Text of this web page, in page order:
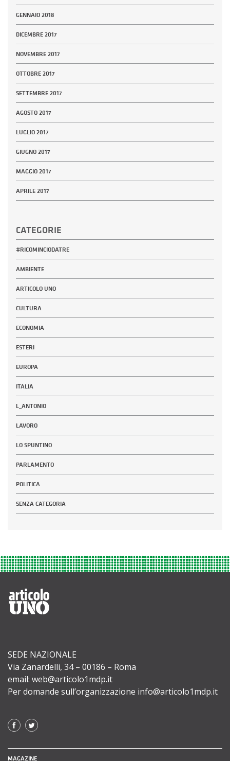
GENNAIO 2018
DICEMBRE 2017
NOVEMBRE 2017
OTTOBRE 2017
SETTEMBRE 2017
AGOSTO 2017
LUGLIO 2017
GIUGNO 2017
MAGGIO 2017
APRILE 2017
CATEGORIE
#RICOMINCIODATRE
AMBIENTE
ARTICOLO UNO
CULTURA
ECONOMIA
ESTERI
EUROPA
ITALIA
L_ANTONIO
LAVORO
LO SPUNTINO
PARLAMENTO
POLITICA
SENZA CATEGORIA
SEDE NAZIONALE
Via Zanardelli, 34 – 00186 – Roma
email: web@articolo1mdp.it
Per domande sull’organizzazione info@articolo1mdp.it
MAGAZINE